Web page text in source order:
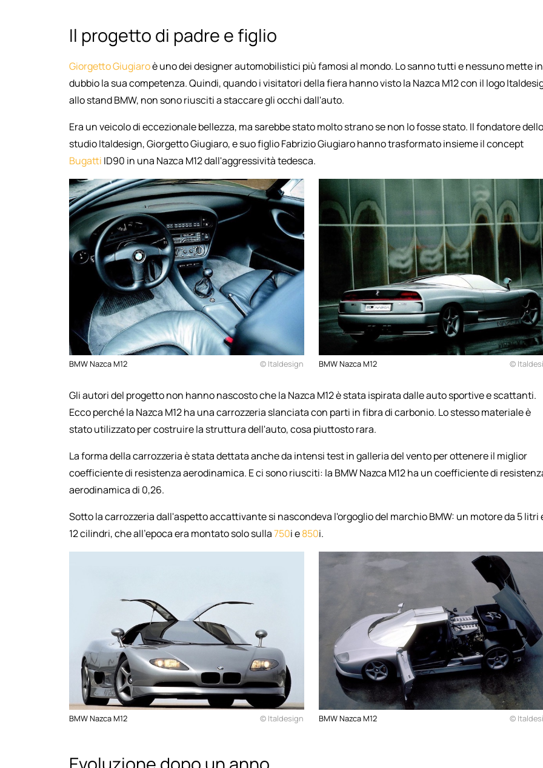
Il progetto di padre e figlio
Giorgetto Giugiaroè uno dei designer automobilistici più famosi al mondo. Lo sanno tutti e nessuno mette in
dubbio la sua competenza. Quindi, quando i visitatori della fiera hanno visto la Nazca M12 con il logo
allo stand BMW, non sono riusciti a staccare gli occhi dall'auto.
Era un veicolo di eccezionale bellezza, ma sarebbe stato molto strano se non lo fosse stato. Il fondatore dello
studio Italdesign, Giorgetto Giugiaro, e suo figlio Fabrizio Giugiaro hanno trasformato insieme il concept
Bugatti ID90 in una Nazca M12 dall'aggressività tedesca.
BMW Nazca M12 © Italdesign BMW Nazca M12 ©
Gli autori del progetto non hanno nascosto che la Nazca M12 è stata ispirata dalle auto sportive e scattanti.
Ecco perché la Nazca M12 ha una carrozzeria slanciata con parti in fibra di carbonio. Lo stesso materiale è
stato utilizzato per costruire la struttura dell'auto, cosa piuttosto rara.
La forma della carrozzeria è stata dettata anche da intensi test in galleria del vento per ottenere il miglior
coefficiente di resistenza aerodinamica. E ci sono riusciti: la BMW Nazca M12 ha un coefficiente di
aerodinamica di 0,26.
Sotto la carrozzeria dall'aspetto accattivante si nascondeva l'orgoglio del marchio BMW: un motore da 5 litri
12 cilindri, che all'epoca era montato solo sulla750i e850i.
BMW Nazca M12 © Italdesign BMW Nazca M12 ©